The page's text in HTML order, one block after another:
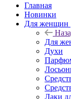
Главная
Новинки
Для женщин
Для
Духи
Лаки